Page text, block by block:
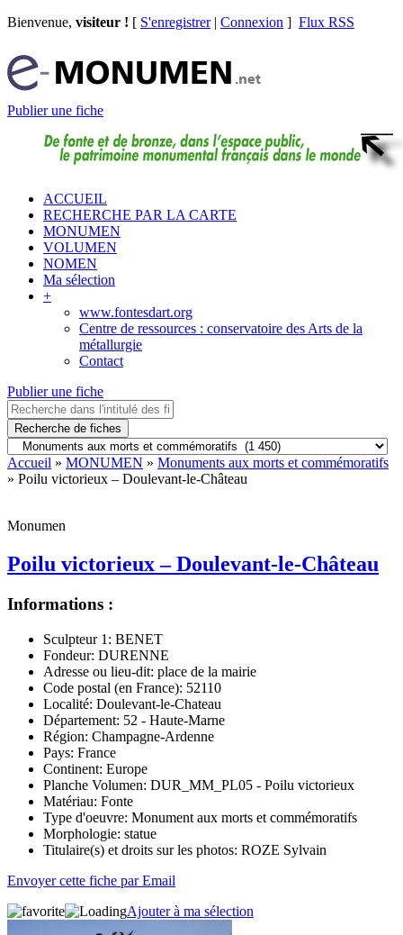
Bienvenue, visiteur ! [ S'enregistrer| Connexion ] Flux RSS
Publier une fiche
ACCUEIL
RECHERCHE PAR LA CARTE
MONUMEN
VOLUMEN
NOMEN
Ma sélection
+
www.fontesdart.org
Centre de ressources : conservatoire des Arts de la
métallurgie
Contact
Publier une fiche
Recherche de fiches
Accueil » MONUMEN » Monuments aux morts et commémoratifs
» Poilu victorieux – Doulevant-le-Château
Monumen
Poilu victorieux – Doulevant-le-Château
Informations :
Sculpteur 1: BENET
Fondeur: DURENNE
Adresse ou lieu-dit: place de la mairie
Code postal (en France): 52110
Localité: Doulevant-le-Chateau
Département: 52 - Haute-Marne
Région: Champagne-Ardenne
Pays: France
Continent: Europe
Planche Volumen: DUR_MM_PL05 - Poilu victorieux
Matériau: Fonte
Type d'oeuvre: Monument aux morts et commémoratifs
Morphologie: statue
Titulaire(s) et droits sur les photos: ROZE Sylvain
Envoyer cette fiche par Email
Ajouter à ma sélection